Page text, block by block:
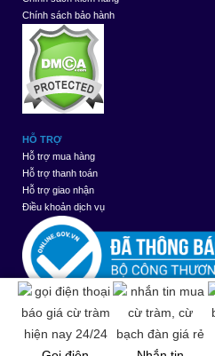
Chính sách bảo hành
HỖ TRỢ
Hỗ trợ mua hàng
Hỗ trợ thanh toán
Hỗ trợ giao nhận
Điều khoản dịch vụ
Thiết kế web bởi
Đang 381